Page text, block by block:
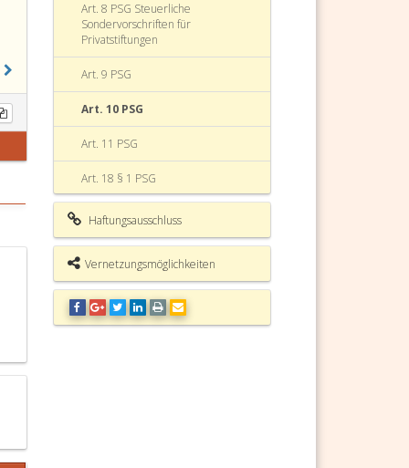
Art. 8 PSG Steuerliche
Sondervorschriften für
Privatstiftungen
Art. 9 PSG
Art. 10 PSG
Art. 11 PSG
Art. 18 § 1 PSG
Art. 18 § 4 PSG
Privatstiftungsgesetz (PSG)
Fundstelle
Haftungsausschluss
Vernetzungsmöglichkeiten